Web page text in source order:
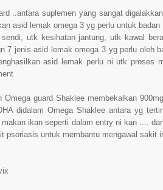
..antara suplemen yang sangat
asid lemak omega 3 yg perlu untuk
utk kesihatan jantung, utk kawal
7 jenis asid lemak omega 3 yg perlu oleh
asid lemak perlu ni utk proses
Omega guard Shaklee membekalkan
didalam Omega Shaklee antara yg
makan ikan seperti dalam entry ni kan ....
psoriasis untuk membantu mengawal sakit